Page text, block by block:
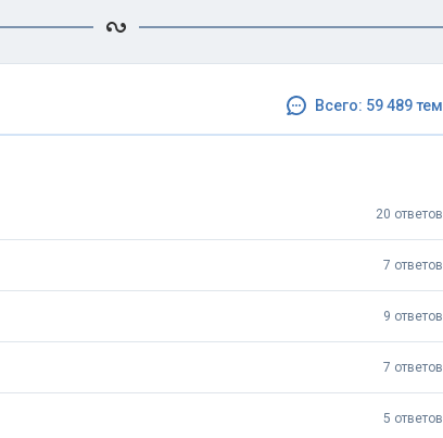
Всего: 59 489 тем
20 ответов
7 ответов
9 ответов
7 ответов
5 ответов